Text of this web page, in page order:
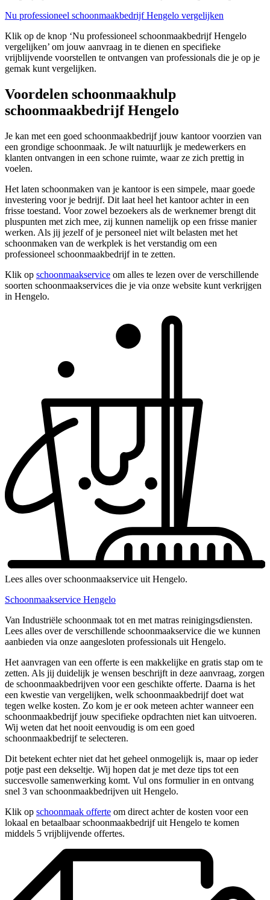
Nu professioneel schoonmaakbedrijf Hengelo vergelijken
Klik op de knop ‘Nu professioneel schoonmaakbedrijf Hengelo
vergelijken’ om jouw aanvraag in te dienen en specifieke
vrijblijvende voorstellen te ontvangen van professionals die je op je
gemak kunt vergelijken.
Voordelen schoonmaakhulp
schoonmaakbedrijf Hengelo
Je kan met een goed schoonmaakbedrijf jouw kantoor voorzien van
een grondige schoonmaak. Je wilt natuurlijk je medewerkers en
klanten ontvangen in een schone ruimte, waar ze zich prettig in
voelen.
Het laten schoonmaken van je kantoor is een simpele, maar goede
investering voor je bedrijf. Dit laat heel het kantoor achter in een
frisse toestand. Voor zowel bezoekers als de werknemer brengt dit
pluspunten met zich mee, zij kunnen namelijk op een frisse manier
werken. Als jij jezelf of je personeel niet wilt belasten met het
schoonmaken van de werkplek is het verstandig om een
professioneel schoonmaakbedrijf in te zetten.
Klik op schoonmaakservice om alles te lezen over de verschillende
soorten schoonmaakservices die je via onze website kunt verkrijgen
in Hengelo.
Lees alles over schoonmaakservice uit Hengelo.
Schoonmaakservice Hengelo
Van Industriële schoonmaak tot en met matras reinigingsdiensten.
Lees alles over de verschillende schoonmaakservice die we kunnen
aanbieden via onze aangesloten professionals uit Hengelo.
Het aanvragen van een offerte is een makkelijke en gratis stap om te
zetten. Als jij duidelijk je wensen beschrijft in deze aanvraag, zorgen
de schoonmaakbedrijven voor een geschikte offerte. Daarna is het
een kwestie van vergelijken, welk schoonmaakbedrijf doet wat
tegen welke kosten. Zo kom je er ook meteen achter wanneer een
schoonmaakbedrijf jouw specifieke opdrachten niet kan uitvoeren.
Wij weten dat het nooit eenvoudig is om een goed
schoonmaakbedrijf te selecteren.
Dit betekent echter niet dat het geheel onmogelijk is, maar op ieder
potje past een dekseltje. Wij hopen dat je met deze tips tot een
succesvolle samenwerking komt. Vul ons formulier in en ontvang
snel 3 van schoonmaakbedrijven uit Hengelo.
Klik op schoonmaak offerte om direct achter de kosten voor een
lokaal en betaalbaar schoonmaakbedrijf uit Hengelo te komen
middels 5 vrijblijvende offertes.